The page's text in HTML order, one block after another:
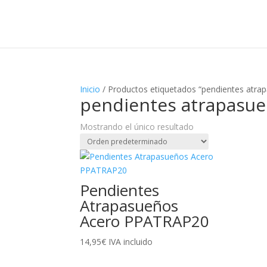
Inicio / Productos etiquetados “pendientes
pendientes
Mostrando el único resultado
Pendientes
Atrapasueños
Acero PPATRAP20
14,95€ IVA incluido